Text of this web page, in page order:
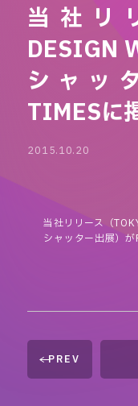
当社リ
DESIGN
シャッ
TIMESに
2015.10.20
当社リリース（
シャッター出展）が
PREV